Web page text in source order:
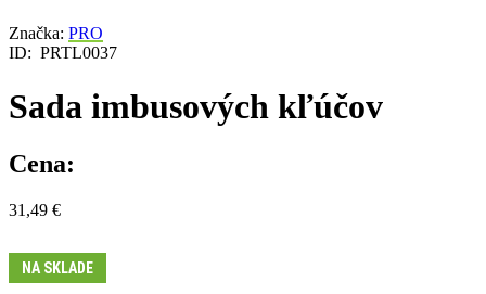
Značka: PRO
ID: PRTL0037
Sada imbusových kľúčov
Cena:
31,49 €
NA SKLADE